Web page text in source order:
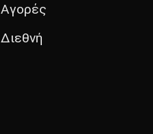
Αγορές
Διεθνή